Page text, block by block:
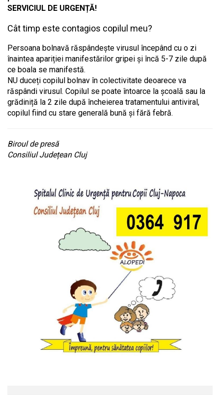
SERVICIUL DE URGENȚĂ!
Cât timp este contagios copilul meu?
Persoana bolnavă răspândește virusul începând cu o zi
înaintea apariției manifestărilor gripei și încă 5-7 zile după
ce boala se manifestă.
NU duceți copilul bolnav în colectivitate deoarece va
răspândi virusul. Copilul se poate întoarce la școală sau la
grădiniță la 2 zile după încheierea tratamentului antiviral,
copilul fiind cu stare generală bună și fără febră.
Biroul de presă
Consiliul Județean Cluj